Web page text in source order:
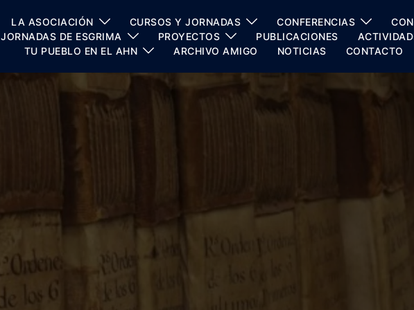
LA ASOCIACIÓN CURSOS Y JORNADAS CONFERENCIAS
JORNADAS DE ESGRIMA
PROYECTOS PUBLICACIONES
TU PUEBLO EN EL AHN
ARCHIVO AMIGO NOTICIAS CONTACTO